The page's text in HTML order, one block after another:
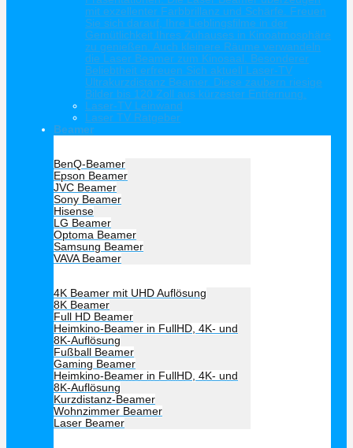
mit exzellenter Farbbrillanz und Schärfe. Freuen
Sie sich darauf, Ihre Lieblingsfilme in der
Gemütlichkeit Ihres Zuhauses in Kinoatmosphäre
zu genießen. Auch kleinere Räume verwandeln
die Laser Beamer zum Kinosaal. Besonderer
Beliebtheit erfreuen Sich aktuell Laser-TV
Ultrakurzdistanz Beamer. Diese zaubern riesige
Bilder bis 120 Zoll aus kürzester Entfernung.
Laser-TV Leinwand
Laser TV Ratgeber
Beamer
BenQ-Beamer
Epson Beamer
JVC Beamer
Sony Beamer
Hisense
LG Beamer
Optoma Beamer
Samsung Beamer
VAVA Beamer
4K Beamer mit UHD Auflösung
8K Beamer
Full HD Beamer
Heimkino-Beamer in FullHD, 4K- und
8K-Auflösung
Fußball Beamer
Gaming Beamer
Heimkino-Beamer in FullHD, 4K- und
8K-Auflösung
Kurzdistanz-Beamer
Wohnzimmer Beamer
Laser Beamer